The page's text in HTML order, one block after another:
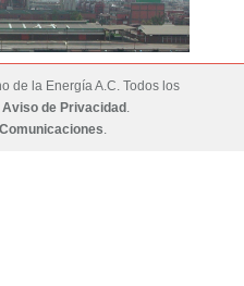
de la Energía A.C. Todos los
Aviso de Privacidad .
.